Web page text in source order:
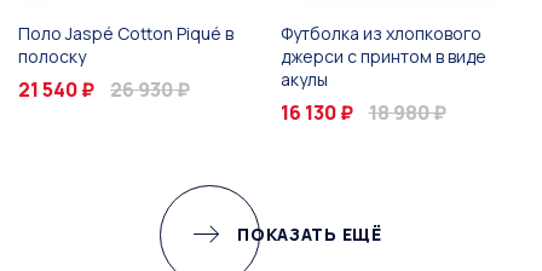
Поло Jaspé Cotton Piqué в
полоску
21 540 ₽ 26 930 ₽
Футболка из хлопкового
джерси с принтом в виде
акулы
16 130 ₽ 18 980 ₽
ПОКАЗАТЬ ЕЩЁ